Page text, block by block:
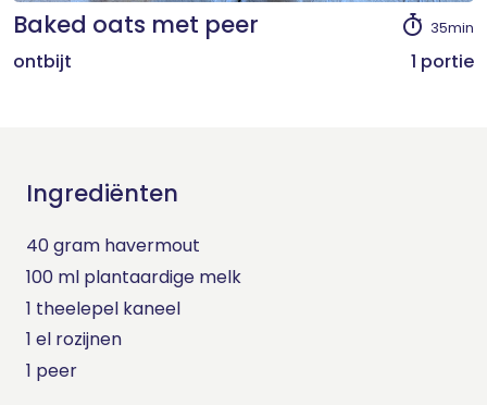
Baked oats met peer 35min
ontbijt 1 portie
Ingrediënten
40 gram havermout
100 ml plantaardige melk
1 theelepel kaneel
1 el rozijnen
1 peer